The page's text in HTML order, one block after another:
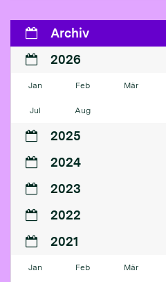
Archiv
2026
Jan Feb Mär
Jul Aug
2025
2024
2023
2022
2021
Jan Feb Mär